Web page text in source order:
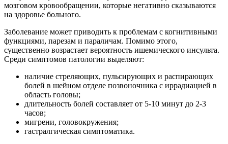
мозговом кровообращении, которые негативно сказываются
на здоровье больного.
Заболевание может приводить к проблемам с когнитивными
функциями, парезам и параличам. Помимо этого,
существенно возрастает вероятность ишемического инсульта.
Среди симптомов патологии выделяют:
наличие стреляющих, пульсирующих и распирающих
болей в шейном отделе позвоночника с иррадиацией в
область головы;
длительность болей составляет от 5-10 минут до 2-3
часов;
мигрени, головокружения;
гастралгическая симптоматика.